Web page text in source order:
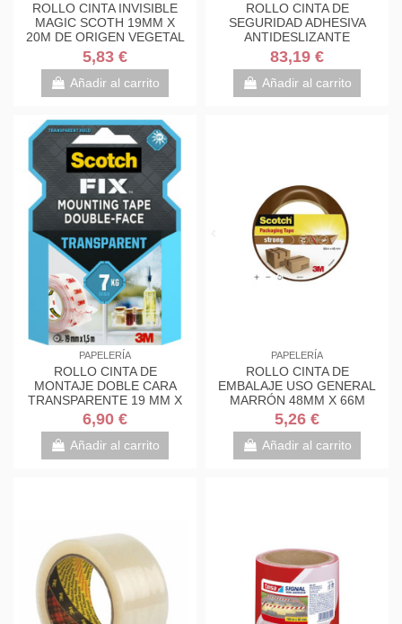
ROLLO CINTA INVISIBLE
MAGIC SCOTH 19MM X
20M DE ORIGEN VEGETAL
CON DISPENSADOR...
5,83 €
Añadir al carrito
ROLLO CINTA DE
SEGURIDAD ADHESIVA
ANTIDESLIZANTE
50MMX18,3METROS
NEGRO/AMARILLO...
83,19 €
Añadir al carrito
PAPELERÍA
ROLLO CINTA DE
MONTAJE DOBLE CARA
TRANSPARENTE 19 MM X
1,5M HASTA 7KG FIX
4910C-1915-P...
6,90 €
Añadir al carrito
PAPELERÍA
ROLLO CINTA DE
EMBALAJE USO GENERAL
MARRÓN 48MM X 66M
4501B6648 SCOTH
7100303339
5,26 €
Añadir al carrito